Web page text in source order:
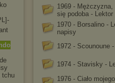
tchu
1969 -
się podoba - Lektor
1970 - Borsalino -
napisy
1972 - Scounoune
1974 - Stavisky -
1976 - Ciało